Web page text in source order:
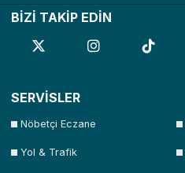
BİZİ TAKİP EDİN
SERVİSLER
Nöbetçi Eczane
Yol & Trafik